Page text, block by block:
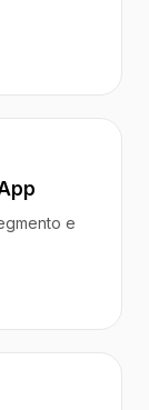
e